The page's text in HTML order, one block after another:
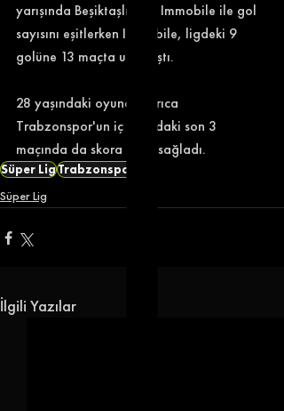
yarışında Beşiktaşlı Ciro Immobile ile gol
sayısını eşitlerken Immobile, ligdeki 9
golüne 13 maçta ulaşmıştı.
28 yaşındaki oyuncu ayrıca
Trabzonspor'un iç sahadaki son 3
maçında da skora katkı sağladı.
Süper LigTrabzonspor
Süper Lig
İlgili Yazılar